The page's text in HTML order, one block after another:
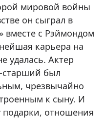
мировой войны
он сыграл в
вместе с Рэймондом
карьера на
удалась. Актер
старший был
чрезвычайно
к сыну. И
подарки, отношения